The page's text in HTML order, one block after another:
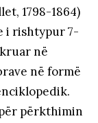
1798-1864)
i rishtypur 7-
në
në formë
përkthimin